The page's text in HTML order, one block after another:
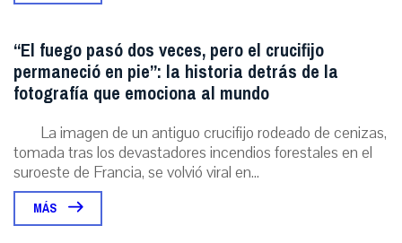
“El fuego pasó dos veces, pero el crucifijo
permaneció en pie”: la historia detrás de la
fotografía que emociona al mundo
La imagen de un antiguo crucifijo rodeado de cenizas,
tomada tras los devastadores incendios forestales en el
suroeste de Francia, se volvió viral en...
MÁS